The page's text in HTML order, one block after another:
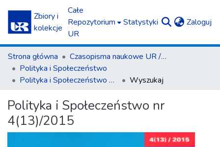
Zbiory i
kolekcje
Całe
Repozytorium
UR
Statystyki Zaloguj
Strona główna
Czasopisma naukowe UR / Scientific Journals
Polityka i Społeczeństwo
Polityka i Społeczeństwo nr 4(13)/2015
Wyszukaj
Polityka i Społeczeństwo nr
4(13)/2015